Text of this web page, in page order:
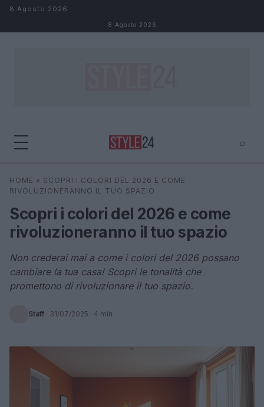
Salta al contenuto
8 Agosto 2026
8 Agosto 2026
⌕
Cerca
HOME » SCOPRI I COLORI DEL 2026 E COME
RIVOLUZIONERANNO IL TUO SPAZIO
Scopri i colori del 2026 e come
rivoluzioneranno il tuo spazio
Non crederai mai a come i colori del 2026 possano
cambiare la tua casa! Scopri le tonalità che
promettono di rivoluzionare il tuo spazio.
Staff · 31/07/2025 · 4 min